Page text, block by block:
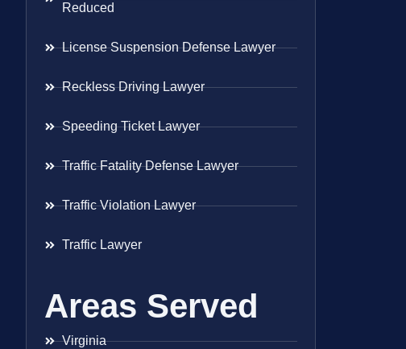
Reduced
License Suspension Defense Lawyer
Reckless Driving Lawyer
Speeding Ticket Lawyer
Traffic Fatality Defense Lawyer
Traffic Violation Lawyer
Traffic Lawyer
Areas Served
Virginia